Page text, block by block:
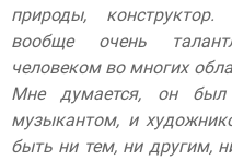
природы,
вообще очень
человеком во многих
Мне думается, он
музыкантом, и
быть ни тем, ни другим,